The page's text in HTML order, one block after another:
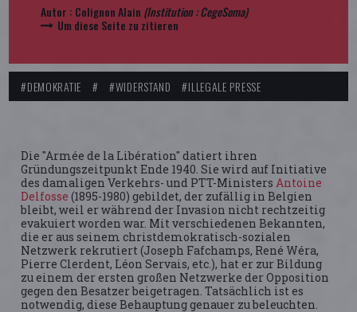
Autor : Colignon Alain (Institution :CegeSoma)
Um diese Seite zu zitieren
#DEMOKRATIE # #WIDERSTAND #ILLEGALE PRESSE
Die "Armée de la Libération" datiert ihren
Gründungszeitpunkt Ende 1940. Sie wird auf Initiative
des damaligen Verkehrs- und PTT-MinistersAntoine
Delfosse (1895-1980) gebildet, der zufällig in Belgien
bleibt, weil er während der Invasion nicht rechtzeitig
evakuiert worden war. Mit verschiedenen Bekannten,
die er aus seinem christdemokratisch-sozialen
Netzwerk rekrutiert (Joseph Fafchamps, René Wéra,
Pierre Clerdent, Léon Servais, etc.), hat er zur Bildung
zu einem der ersten großen Netzwerke der Opposition
gegen den Besatzer beigetragen. Tatsächlich ist es
notwendig, diese Behauptung genauer zu beleuchten.